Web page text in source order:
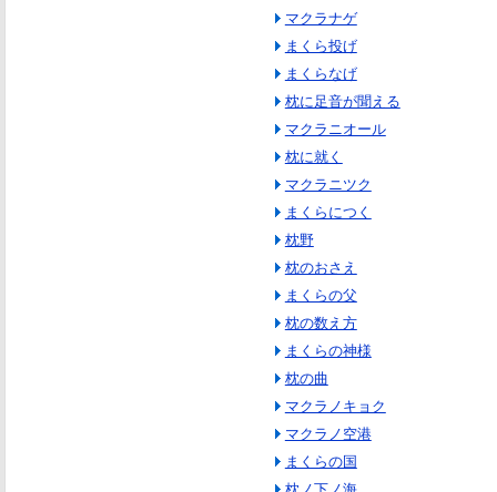
マクラナゲ
まくら投げ
まくらなげ
枕に足音が聞える
マクラニオール
枕に就く
マクラニツク
まくらにつく
枕野
枕のおさえ
まくらの父
枕の数え方
まくらの神様
枕の曲
マクラノキョク
マクラノ空港
まくらの国